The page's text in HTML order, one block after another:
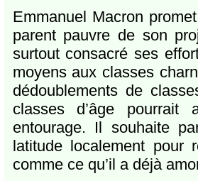
Emmanuel Macron
parent pauvre de son
surtout consacré ses
moyens aux classes
dédoublements de
classes d’âge
entourage. Il souhaite
latitude localement pour
comme ce qu’il a déjà